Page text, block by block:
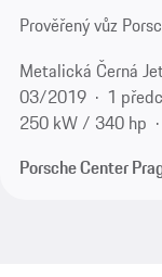
Prověřený vůz
Metalická Černá
03/2019
1
250 kW / 340 hp
Porsche Center